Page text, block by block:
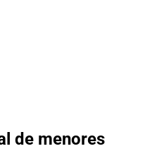
de menores